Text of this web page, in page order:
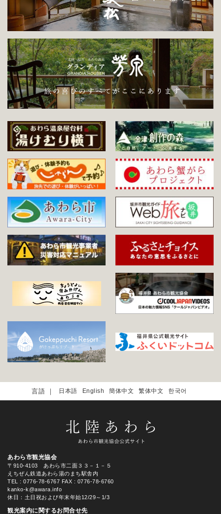
日本語 English 簡体中文 繁体中文 한국어
あわら市観光協会
〒910-4103 あわら市二面３３－１－５
えちぜん鉄道あわら湯のまち駅舎内
TEL
: 0776-78-6767 FAX : 0776-78-6760
kanko-k@awara.info
休日：土日祝および年末年始12/29～1/3
観光案内に関するお問合せ先